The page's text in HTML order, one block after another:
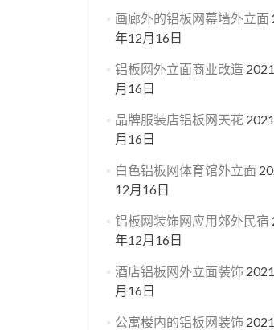
画廊外的铝板网幕墙外立面
年12月16日
铝板网外立面商业改造
月16日
品牌服装店铝板网天花
月16日
白色铝板网体育馆外立面
12月16日
铝板网装饰网应用郊外民宿
年12月16日
酒店铝板网外立面装饰
月16日
公寓楼内的铝板网装饰